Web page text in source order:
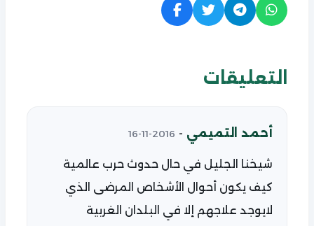
التعليقات
أحمد التميمي -
2016-11-16
شيخنا الجليل في حال حدوث حرب عالمية
كيف يكون أحوال الأشخاص المرضى الذي
لايوجد علاجهم إلا في البلدان الغربية